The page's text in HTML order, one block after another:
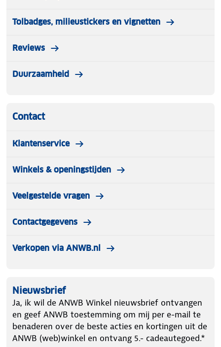
Tolbadges, milieustickers en vignetten
Reviews
Duurzaamheid
Contact
Klantenservice
Winkels & openingstijden
Veelgestelde vragen
Contactgegevens
Verkopen via ANWB.nl
Nieuwsbrief
Ja, ik wil de ANWB Winkel nieuwsbrief ontvangen
en geef ANWB toestemming om mij per e-mail te
benaderen over de beste acties en kortingen uit de
ANWB (web)winkel en ontvang 5.- cadeautegoed.*